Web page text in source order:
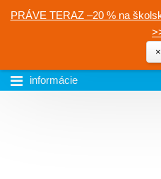
PRÁVE TERAZ –20 % na
×
informácie